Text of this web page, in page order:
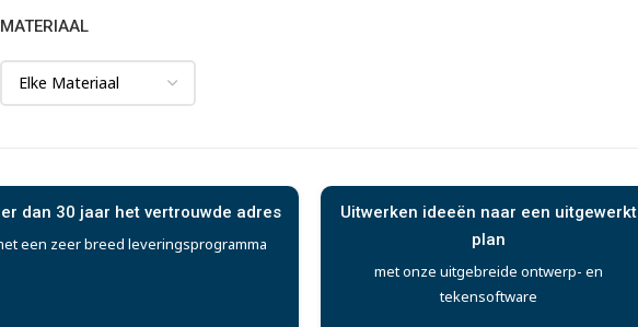
MATERIAAL
dan 30 jaar het vertrouwde adres
een zeer breed leveringsprogramma
Uitwerken ideeën naar een uitgewerkt
plan
met onze uitgebreide ontwerp- en
tekensoftware